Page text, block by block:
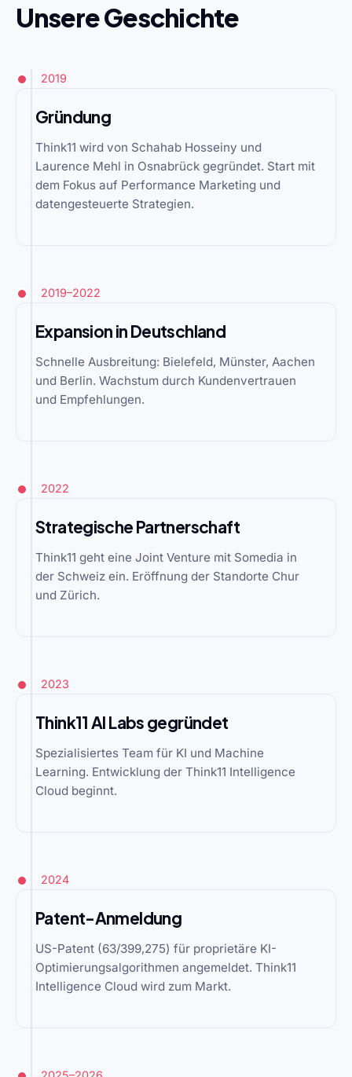
Unsere Geschichte
2019
Gründung
Think11 wird von Schahab Hosseiny und
Laurence Mehl in Osnabrück gegründet. Start mit
dem Fokus auf Performance Marketing und
datengesteuerte Strategien.
2019–2022
Expansion in Deutschland
Schnelle Ausbreitung: Bielefeld, Münster, Aachen
und Berlin. Wachstum durch Kundenvertrauen
und Empfehlungen.
2022
Strategische Partnerschaft
Think11 geht eine Joint Venture mit Somedia in
der Schweiz ein. Eröffnung der Standorte Chur
und Zürich.
2023
Think11 AI Labs gegründet
Spezialisiertes Team für KI und Machine
Learning. Entwicklung der Think11 Intelligence
Cloud beginnt.
2024
Patent-Anmeldung
US-Patent (63/399,275) für proprietäre KI-
Optimierungsalgorithmen angemeldet. Think11
Intelligence Cloud wird zum Markt.